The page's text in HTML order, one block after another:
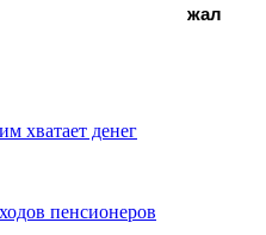
жал
хватает денег
пенсионеров